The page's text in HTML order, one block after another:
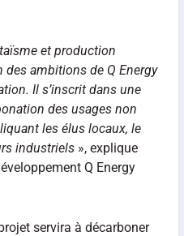
et production
des ambitions de Q Energy
Il s’inscrit dans une
des usages non
les élus locaux, le
industriels », explique
Q Energy
servira à décarboner